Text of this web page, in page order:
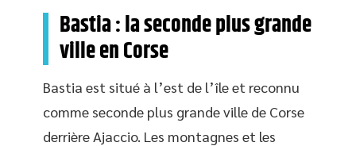
Bastia : la seconde plus grande
ville en Corse
Bastia est situé à l’est de l’île et reconnu
comme seconde plus grande ville de Corse
derrière Ajaccio. Les montagnes et les